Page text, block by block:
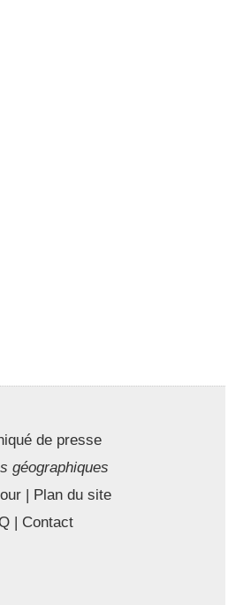
de presse
géographiques
| Plan du site
| Contact